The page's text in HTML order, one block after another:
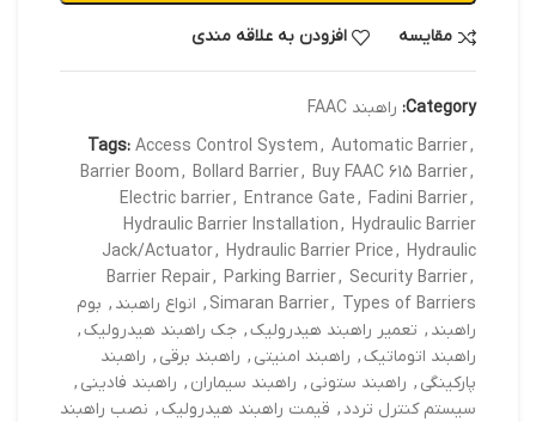
مقایسه افزودن به علاقه مندی
Category: راهبند FAAC
Tags: Access Control System, Automatic Barrier,
Barrier Boom, Bollard Barrier, Buy FAAC 615 Barrier,
Electric barrier, Entrance Gate, Fadini Barrier,
Hydraulic Barrier Installation, Hydraulic Barrier
Jack/Actuator, Hydraulic Barrier Price, Hydraulic
Barrier Repair, Parking Barrier, Security Barrier,
Simaran Barrier, Types of Barriers
, انواع راهبند , بوم
راهبند , تعمیر راهبند هیدرولیک, جک راهبند هیدرولیک,
راهبند اتوماتیک, راهبند امنیتی , راهبند برقی , راهبند
پارکینگی , راهبند ستونی , راهبند سیماران , راهبند فادینی ,
سیستم کنترل تردد, قیمت راهبند هیدرولیک, نصب راهبند